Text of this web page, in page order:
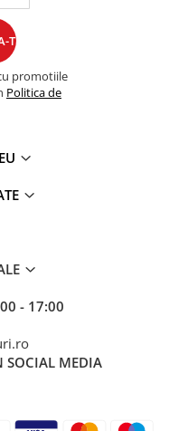
promotiile
Politica de
- 17:00
SOCIAL MEDIA